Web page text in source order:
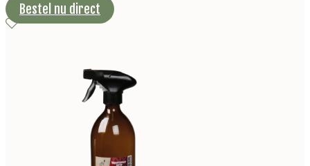
Bestel nu direct